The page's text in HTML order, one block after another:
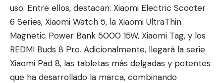
uso. Entre ellos, destacan: Xiaomi Electric Scooter
6 Series, Xiaomi Watch 5, la Xiaomi UltraThin
Magnetic Power Bank 5000 15W, Xiaomi Tag, y los
REDMI Buds 8 Pro. Adicionalmente, llegará la serie
Xiaomi Pad 8, las tabletas más delgadas y potentes
que ha desarrollado la marca, combinando